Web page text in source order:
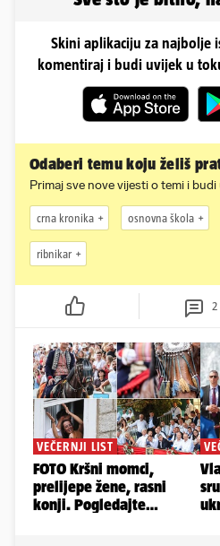
Skini aplikaciju za najbolje
komentiraj i budi uvijek u
Odaberi temu koju želiš
Primaj sve nove vijesti o temi i budi
crna kronika osnovna škola
ribnikar
2